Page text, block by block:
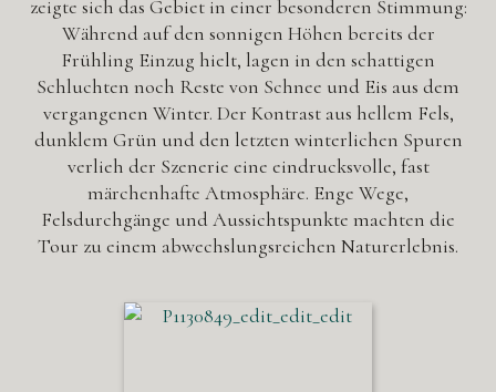
zeigte sich das Gebiet in einer besonderen Stimmung:
Während auf den sonnigen Höhen bereits der
Frühling Einzug hielt, lagen in den schattigen
Schluchten noch Reste von Schnee und Eis aus dem
vergangenen Winter. Der Kontrast aus hellem Fels,
dunklem Grün und den letzten winterlichen Spuren
verlieh der Szenerie eine eindrucksvolle, fast
märchenhafte Atmosphäre. Enge Wege,
Felsdurchgänge und Aussichtspunkte machten die
Tour zu einem abwechslungsreichen Naturerlebnis.